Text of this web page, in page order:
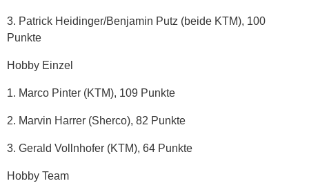
3. Patrick Heidinger/Benjamin Putz (beide KTM), 100
Punkte
Hobby Einzel
1. Marco Pinter (KTM), 109 Punkte
2. Marvin Harrer (Sherco), 82 Punkte
3. Gerald Vollnhofer (KTM), 64 Punkte
Hobby Team